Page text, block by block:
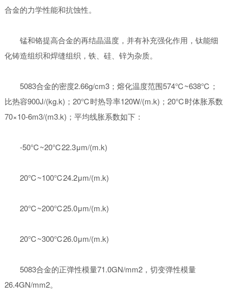
合金的力学性能和抗蚀性。
锰和铬提高合金的再结晶温度，并有补充强化作用，钛能细
化铸造组织和焊缝组织，铁、硅、锌为杂质。
5083合金的密度2.66g/cm3；熔化温度范围574℃~638℃；
比热容900J/(kg.k)；20℃时热导率120W/(m.k)；20℃时体胀系数
70×10-6m3/(m3.k)；平均线胀系数如下：
-50℃~20℃22.3μm/(m.k)
20℃~100℃24.2μm/(m.k)
20℃~200℃25.0μm/(m.k)
20℃~300℃26.0μm/(m.k)
5083合金的正弹性模量71.0GN/mm2，切变弹性模量
26.4GN/mm2。